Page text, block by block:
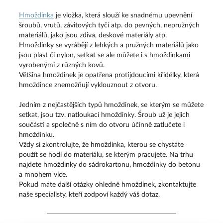
Hmoždinka je vložka, která slouží ke snadnému upevnění
šroubů, vrutů, závitových tyčí atp. do pevných, nepružných
materiálů, jako jsou zdiva, deskové materiály atp.
Hmoždinky se vyrábějí z lehkých a pružných materiálů jako
jsou plast či nylon, setkat se ale můžete i s hmoždinkami
vyrobenými z různých kovů.
Většina hmoždinek je opatřena protijdoucími křidélky, která
hmoždince znemožňují vyklouznout z otvoru.
Jedním z nejčastějších typů hmoždinek, se kterým se můžete
setkat, jsou tzv. natloukací hmoždinky. Šroub už je jejich
součástí a společně s ním do otvoru účinně zatlučete i
hmoždinku.
Vždy si zkontrolujte, že hmoždinka, kterou se chystáte
použít se hodí do materiálu, se kterým pracujete. Na trhu
najdete hmoždinky do sádrokartonu, hmoždinky do betonu
a mnohem více.
Pokud máte další otázky ohledně hmoždinek, zkontaktujte
naše specialisty, kteří zodpoví každý váš dotaz.